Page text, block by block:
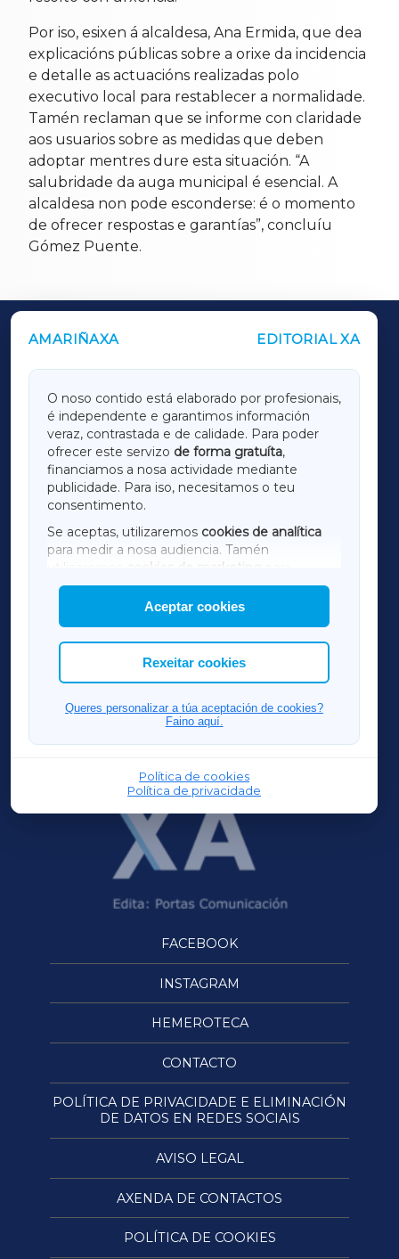
Por iso, esixen á alcaldesa, Ana Ermida, que dea
explicacións públicas sobre a orixe da incidencia
e detalle as actuacións realizadas polo
executivo local para restablecer a normalidade.
Tamén reclaman que se informe con claridade
aos usuarios sobre as medidas que deben
adoptar mentres dure esta situación. “A
salubridade da auga municipal é esencial. A
alcaldesa non pode esconderse: é o momento
de ofrecer respostas e garantías”, concluíu
Gómez Puente.
AMARIÑAXA EDITORIAL XA
O noso contido está elaborado por profesionais,
é independente e garantimos información
veraz, contrastada e de calidade. Para poder
ofrecer este servizo de forma gratuíta,
financiamos a nosa actividade mediante
publicidade. Para iso, necesitamos o teu
consentimento.
Se aceptas, utilizaremos cookies de analítica
para medir a nosa audiencia. Tamén
utilizaremos
cookies de marketing
mostrar publicidade de terceiros.
Así mesmo, podes personalizar a elección das
cookies que desexas permitir.
Aceptar cookies
Rexeitar cookies
Queres personalizar a túa aceptación de cookies?
Faino aquí.
Política de cookies
Política de privacidade
OUTROS PERIÓDICOS
LUGOXA
TERRACHAXA
AMARIÑAXA
RIBEIRASACRAXA
ACORUÑAXA
FERROLXA
OURENSEXA
FACEBOOK
INSTAGRAM
HEMEROTECA
CONTACTO
POLÍTICA DE PRIVACIDADE E ELIMINACIÓN
DE DATOS EN REDES SOCIAIS
AVISO LEGAL
AXENDA DE CONTACTOS
POLÍTICA DE COOKIES